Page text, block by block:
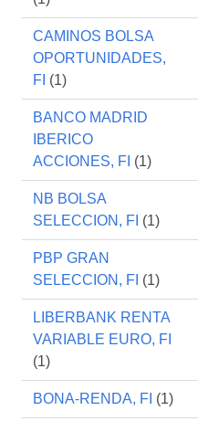
CAMINOS BOLSA
OPORTUNIDADES,
FI (1)
BANCO MADRID
IBERICO
ACCIONES, FI (1)
NB BOLSA
SELECCION, FI (1)
PBP GRAN
SELECCION, FI (1)
LIBERBANK RENTA
VARIABLE EURO, FI
(1)
BONA-RENDA, FI (1)